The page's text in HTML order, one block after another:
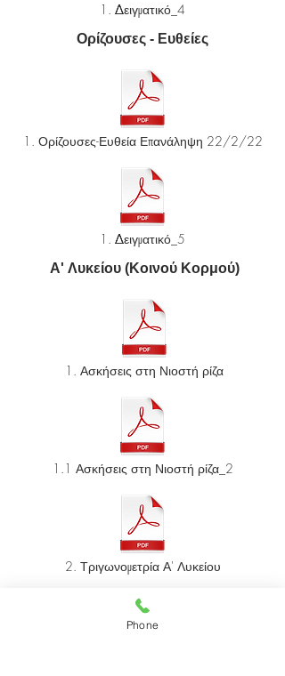
1. Δειγματικό_4
Ορίζουσες - Ευθείες
1. Ορίζουσες-Ευθεία Επανάληψη 22/2/22
1. Δειγματικό_5
A' Λυκείου (Κοινού Κορμού)
1. Ασκήσεις στη Νιοστή ρίζα
1.1 Ασκήσεις στη Νιοστή ρίζα_2
2. Τριγωνομετρία Α' Λυκείου
Phone